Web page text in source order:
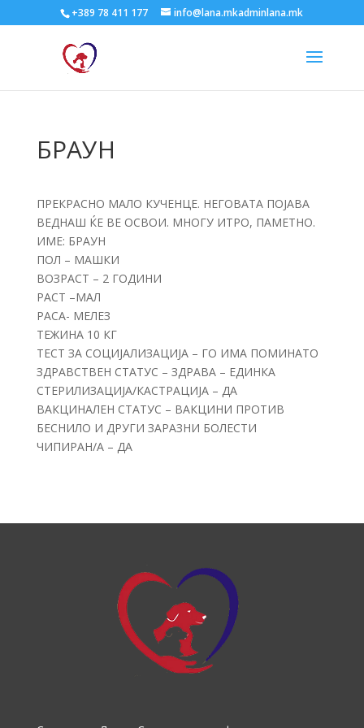
+389 78 411 177 info@lana.mkadminlana.mk
БРАУН
ПРЕКРАСНО МАЛО КУЧЕНЦЕ. НЕГОВАТА ПОЈАВА
ВЕДНАШ ЌЕ ВЕ ОСВОИ. МНОГУ ИТРО, ПАМЕТНО.
ИМЕ: БРАУН
ПОЛ – МАШКИ
ВОЗРАСТ – 2 ГОДИНИ
РАСТ –МАЛ
РАСА- МЕЛЕЗ
ТЕЖИНА 10 КГ
ТЕСТ ЗА СОЦИЈАЛИЗАЦИЈА – ГО ИМА ПОМИНАТО
ЗДРАВСТВЕН СТАТУС – ЗДРАВА – ЕДИНКА
СТЕРИЛИЗАЦИЈА/КАСТРАЦИЈА – ДА
ВАКЦИНАЛЕН СТАТУС – ВАКЦИНИ ПРОТИВ
БЕСНИЛО И ДРУГИ ЗАРАЗНИ БОЛЕСТИ
ЧИПИРАН/А – ДА